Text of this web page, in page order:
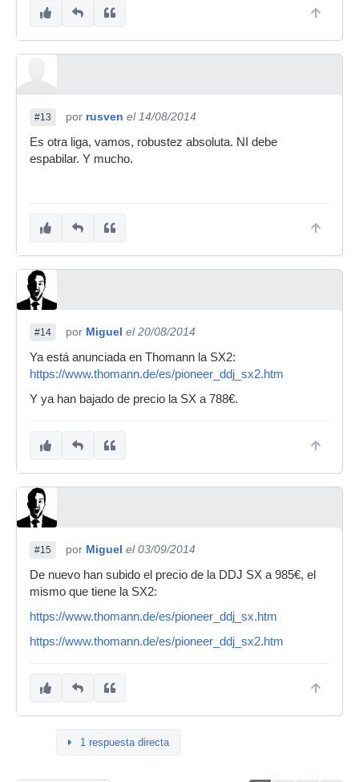
#13 por rusven el 14/08/2014
Es otra liga, vamos, robustez absoluta. NI debe
espabilar. Y mucho.
#14 por Miguel el 20/08/2014
Ya está anunciada en Thomann la SX2:
https://www.thomann.de/es/pioneer_ddj_sx2.htm
Y ya han bajado de precio la SX a 788€.
#15 por Miguel el 03/09/2014
De nuevo han subido el precio de la DDJ SX a 985€, el
mismo que tiene la SX2:
https://www.thomann.de/es/pioneer_ddj_sx.htm
https://www.thomann.de/es/pioneer_ddj_sx2.htm
1 respuesta directa